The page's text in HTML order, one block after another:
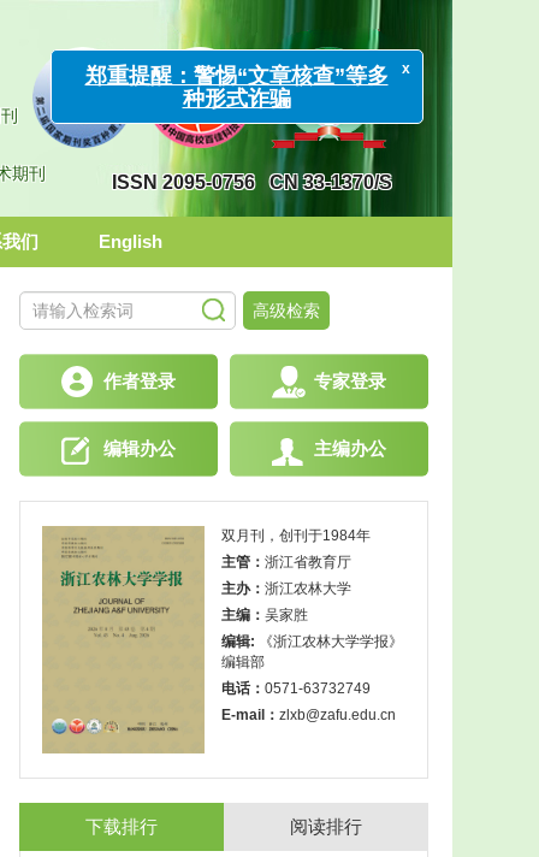
期刊 ISSN 2095-0756 CN 33-1370/S
们 English
高级检索
作者登录 专家登录
编辑办公 主编办公
双月刊，创刊于1984年
主管： 浙江省教育厅
主办： 浙江农林大学
主编： 吴家胜
编辑:
《浙江农林大学学报》
编辑部
电话： 0571-63732749
E-mail： zlxb@zafu.edu.cn
下载排行 阅读排行
x
郑重提醒：警惕“文章核查”等多
种形式诈骗